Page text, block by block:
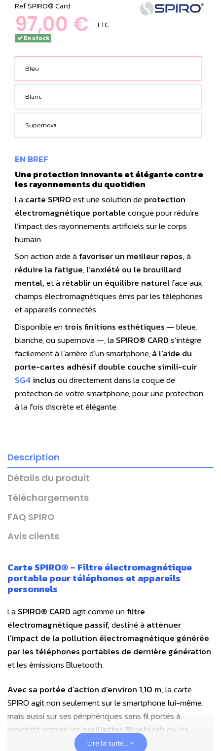
RefSPIRO® Card
97,00 € TTC
En stock
Bleu
Blanc
Supernova
EN BREF
Une protection innovante et élégante contre
les rayonnements du quotidien
Lacarte SPIROest une solution deprotection
électromagnétique portableconçue pour réduire
l’impact des rayonnements artificiels sur le corps
humain.
Son action aide àfavoriser un meilleur repos,à
réduire la fatigue, l’anxiété ou le brouillard
mental,et àrétablir un équilibre naturelface aux
champs électromagnétiques émis par les téléphones
et appareils connectés.
Disponible entrois finitions esthétiques — bleue,
blanche, ou supernova —, laSPIRO® CARDs’intègre
facilement à l’arrière d’un smartphone,à l'aide du
porte-cartes adhésif double couche simili-cuir
SG4inclusou directement dans la coque de
protection de votre smartphone, pour une protection
à la fois discrète et élégante.
Description
Détails du produit
Téléchargements
FAQ SPIRO
Avis clients
Carte SPIRO® – Filtre électromagnétique
portable pour téléphones et appareils
personnels
LaSPIRO® CARDagit comme unfiltre
électromagnétique passif,destiné àatténuer
l'impact de la pollution électromagnétique générée
par les téléphones portables de dernière génération
et les émissions Bluetooth.
Avec sa portée d’action d’environ 1,10 m,la carte
SPIRO agit non seulement sur le smartphone lui-même,
mais aussi sur ses périphériques sans fil portés à
proximité comme les oreillettes Bluetooth ou les
montres connectées qui bénéficient ainsi du même
Lire la suite...